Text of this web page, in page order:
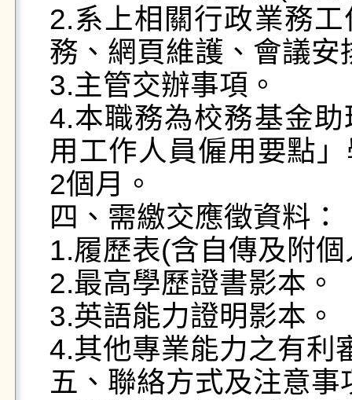
2.系上相關行政業務
務、網頁維護、會議
3.主管交辦事項。
4.本職務為校務基金
用工作人員僱用要點
2個月。
四、需繳交應徵資料：
1.履歷表(含自傳及附
2.最高學歷證書影本。
3.英語能力證明影本。
4.其他專業能力之有利
五、聯絡方式及注意事